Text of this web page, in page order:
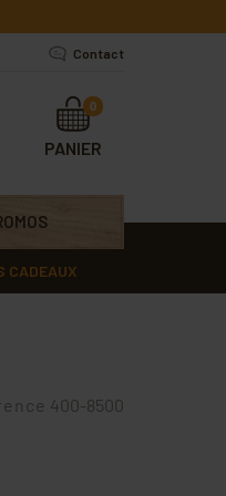
Contact
PANIER
0
CADEAUX
400-8500